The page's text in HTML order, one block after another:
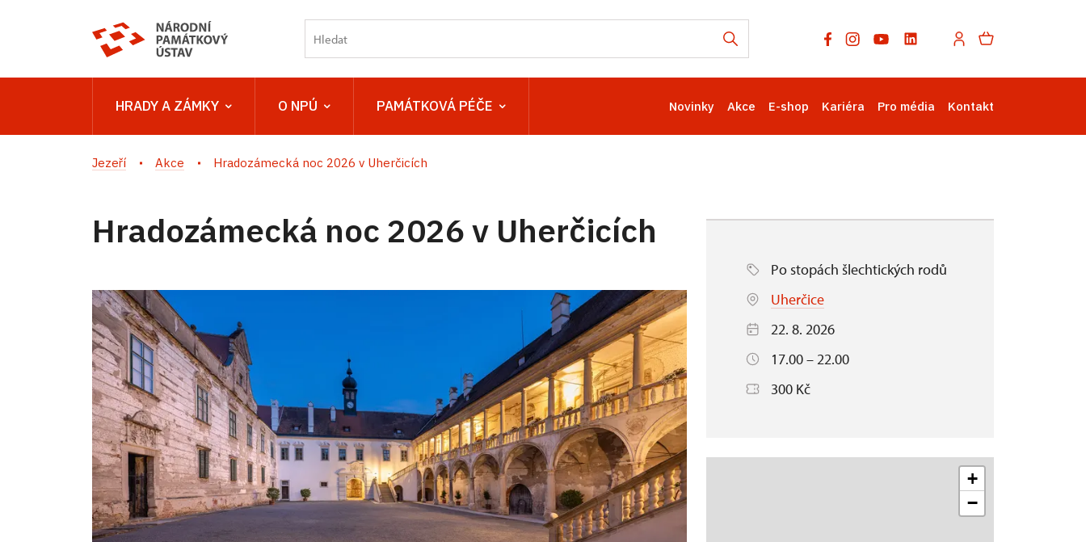
HRADY A ZÁMKY O NPÚ PAMÁTKOVÁ PÉČE Novinky Akce E-shop Kariéra Pro média Kontakt
Jezeří Akce Hradozámecká noc 2026 v Uherčicích
Hradozámecká noc 2026 v Uherčicích
Po stopách šlechtických rodů
Uherčice
22. 8. 2026
17.00 – 22.00
300 Kč
+
−